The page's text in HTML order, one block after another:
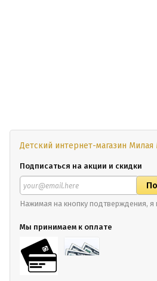
Детский интернет-магазин Милая
Подписаться на акции и скидки
Нажимая на кнопку подтверждения, я
Мы принимаем к оплате